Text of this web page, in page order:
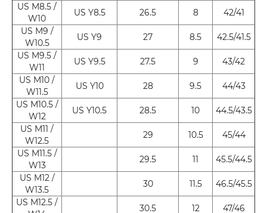
US M8.5 /
W10
US Y8.5 26.5 8
42/41
US M9 /
W10.5
US Y9 27 8.5
42.5/41.5
US M9.5 /
W11
US Y9.5 27.5 9
43/42
US M10 /
W11.5
US Y10 28 9.5
44/43
US M10.5 /
W12
US Y10.5 28.5 10
44.5/43.5
US M11 /
W12.5
29 10.5
45/44
US M11.5 /
W13
29.5 11
45.5/44.5
US M12 /
W13.5
30 11.5
46.5/45.5
US M12.5 /
30.5 12 47/46